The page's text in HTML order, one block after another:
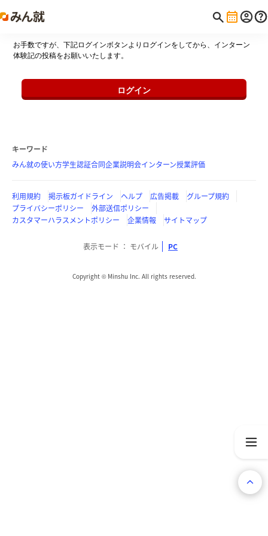
お手数ですが、下記ログインボタンよりログインをしてから、インターン
体験記の投稿をお願いいたします。
ログイン
キーワード
みん就の使い方学生認証合同企業説明会インターン授業評価
利用規約 掲示板ガイドライン ヘルプ 広告掲載
グループ規約
プライバシーポリシー
外部送信ポリシー
カスタマーハラスメントポリシー
企業情報 サイトマップ
表示モード モバイル PC
Copyright © Minshu Inc. All rights reserved.